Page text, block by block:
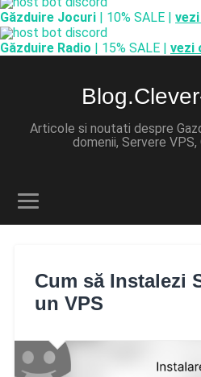
Găzduire Jocuri | 10% SALE |
Găzduire Radio | 15% SALE | vezi
Articole si noutati despre
domenii, Servere
Cum să Instalezi
un VPS